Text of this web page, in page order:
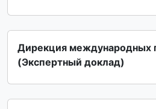
Дирекция международных
(Экспертный доклад)